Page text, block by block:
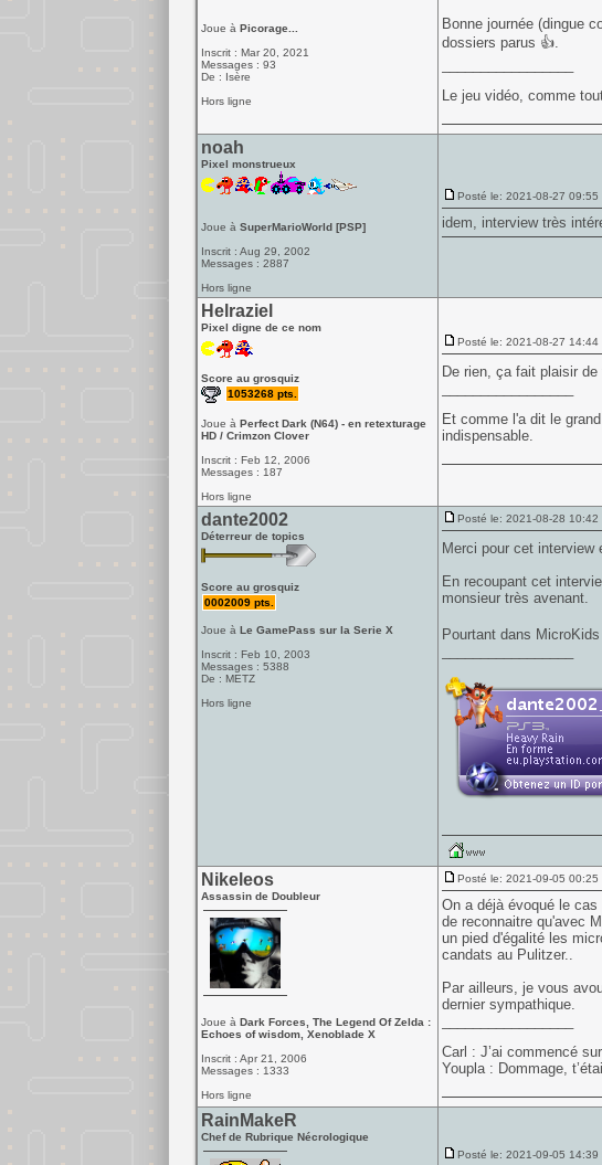
Joue à Picorage...
Inscrit : Mar 20, 2021
Messages : 93
De : Isère
Hors ligne
Bonne journée (dingue
dossiers parus 👍.
Le jeu vidéo, comme
noah
Pixel monstrueux
Joue à SuperMarioWorld [PSP]
Inscrit : Aug 29, 2002
Messages : 2887
Hors ligne
Posté le: 2021-08-27 09:55
idem, interview très
Helraziel
Pixel digne de ce nom
Score au grosquiz
1053268 pts.
Joue à Perfect Dark (N64) - en retexturage
HD / Crimzon Clover
Inscrit : Feb 12, 2006
Messages : 187
Hors ligne
Posté le: 2021-08-27 14:44
De rien, ça fait plaisir
Et comme l'a dit le
indispensable.
dante2002
Déterreur de topics
Score au grosquiz
0002009 pts.
Joue à Le GamePass sur la Serie X
Inscrit : Feb 10, 2003
Messages : 5388
De : METZ
Hors ligne
Posté le: 2021-08-28 10:42
Merci pour cet interview
En recoupant cet
monsieur très avenant.
Pourtant dans
Nikeleos
Assassin de Doubleur
Joue à Dark Forces, The Legend Of Zelda :
Echoes of wisdom, Xenoblade X
Inscrit : Apr 21, 2006
Messages : 1333
Hors ligne
Posté le: 2021-09-05 00:25
On a déjà évoqué le
de reconnaitre qu'avec
un pied d'égalité les
candats au Pulitzer..
Par ailleurs, je vous
dernier sympathique.
Carl : J’ai commencé
Youpla : Dommage,
RainMakeR
Chef de Rubrique Nécrologique
Posté le: 2021-09-05 14:39